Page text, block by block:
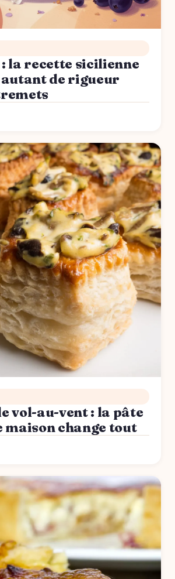
la recette sicilienne
autant de rigueur
vol-au-vent : la pâte
change tout